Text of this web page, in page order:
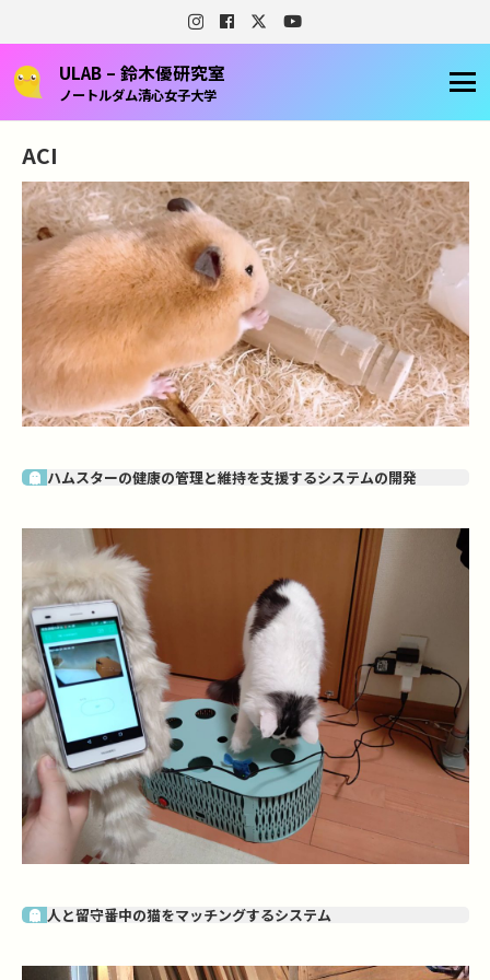
ULAB – 鈴木優研究室
ノートルダム清心女子大学
ACI
ハムスターの健康の管理と維持を支援するシステムの開発
人と留守番中の猫をマッチングするシステム